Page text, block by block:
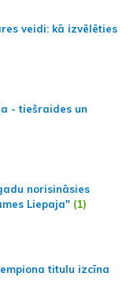
veidi: kā izvēlēties
- tiešraides un
norisināsies
Liepaja" (1)
titulu izcīna